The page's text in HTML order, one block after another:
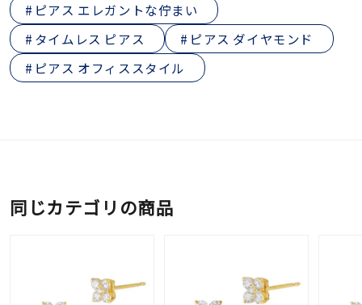
ピアス エレガントな佇まい
タイムレス ピアス
ピアス ダイヤモンド
ピアス オフィススタイル
同じカテゴリの商品